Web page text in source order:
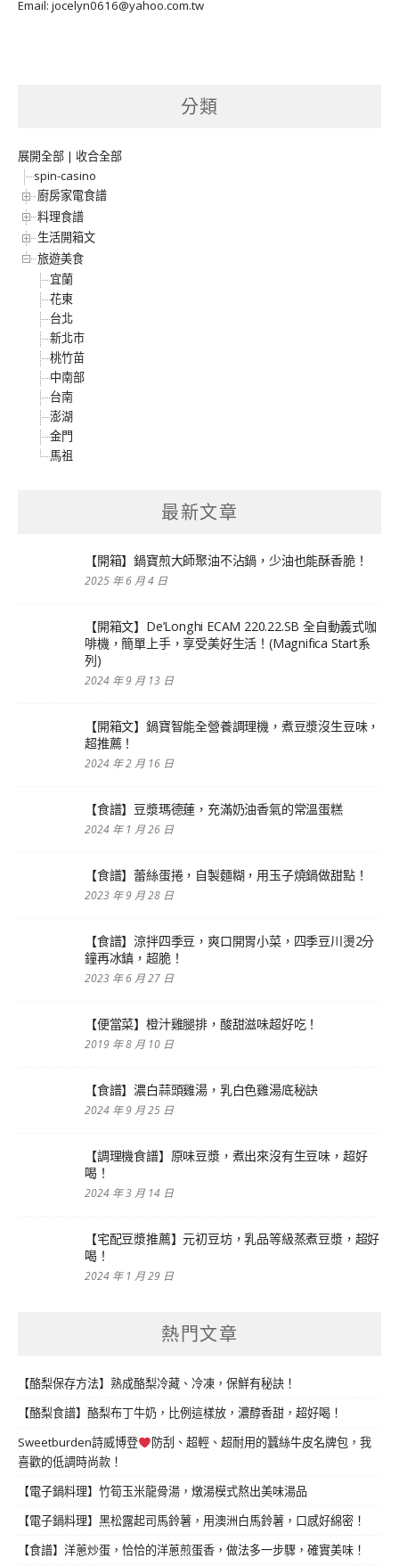
Email: jocelyn0616@yahoo.com.tw
分類
展開全部 | 收合全部
spin-casino
廚房家電食譜
料理食譜
生活開箱文
旅遊美食
宜蘭
花東
台北
新北市
桃竹苗
中南部
台南
澎湖
金門
馬祖
最新文章
【開箱】鍋寶煎大師聚油不沾鍋，少油也能酥香脆！
2025 年 6 月 4 日
【開箱文】De’Longhi ECAM 220.22.SB 全自動義式咖
啡機，簡單上手，享受美好生活！(Magnifica Start系
列)
2024 年 9 月 13 日
【開箱文】鍋寶智能全營養調理機，煮豆漿沒生豆味，
超推薦！
2024 年 2 月 16 日
【食譜】豆漿瑪德蓮，充滿奶油香氣的常溫蛋糕
2024 年 1 月 26 日
【食譜】蕾絲蛋捲，自製麵糊，用玉子燒鍋做甜點！
2023 年 9 月 28 日
【食譜】涼拌四季豆，爽口開胃小菜，四季豆川燙2分
鐘再冰鎮，超脆！
2023 年 6 月 27 日
【便當菜】橙汁雞腿排，酸甜滋味超好吃！
2019 年 8 月 10 日
【食譜】濃白蒜頭雞湯，乳白色雞湯底秘訣
2024 年 9 月 25 日
【調理機食譜】原味豆漿，煮出來沒有生豆味，超好
喝！
2024 年 3 月 14 日
【宅配豆漿推薦】元初豆坊，乳品等級蒸煮豆漿，超好
喝！
2024 年 1 月 29 日
熱門文章
【酪梨保存方法】熟成酪梨冷藏、冷凍，保鮮有秘訣！
【酪梨食譜】酪梨布丁牛奶，比例這樣放，濃醇香甜，超好喝！
Sweetburden詩威博登
防刮、超輕、超耐用的蠶絲牛皮名牌包，我
喜歡的低調時尚款！
【電子鍋料理】竹筍玉米龍骨湯，燉湯模式熬出美味湯品
【電子鍋料理】黑松露起司馬鈴薯，用澳洲白馬鈴薯，口感好綿密！
【食譜】洋蔥炒蛋，恰恰的洋蔥煎蛋香，做法多一步驟，確實美味！